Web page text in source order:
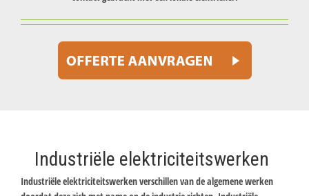
Industriële elektriciteitswerken
Industriële elektriciteitswerken verschillen van de algemene werken